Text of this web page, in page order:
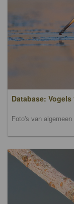
Database:
Foto's van